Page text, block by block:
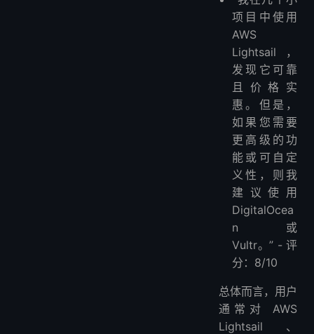
项目中使用
AWS
Lightsail，
发现它可靠
且价格实
惠。但是，
如果您需要
更高级的功
能或可自定
义性，则我
建议使用
DigitalOcea
n 或
Vultr。” - 评
分：8/10
总体而言，用户
通常对 AWS
Lightsail、